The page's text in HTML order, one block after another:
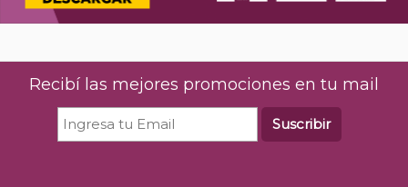
Recibí las mejores promociones en tu mail
Suscribir